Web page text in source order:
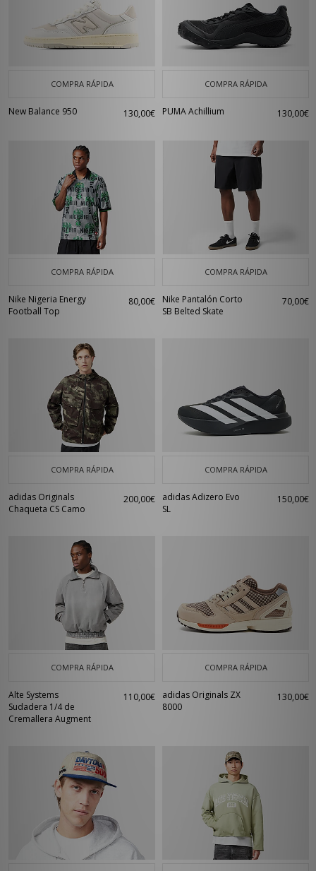
COMPRA RÁPIDA
New Balance 950 130,00€
COMPRA RÁPIDA
PUMA Achillium 130,00€
COMPRA RÁPIDA
Nike Nigeria Energy
Football Top
80,00€
COMPRA RÁPIDA
Nike Pantalón Corto
SB Belted Skate
70,00€
COMPRA RÁPIDA
adidas Originals
Chaqueta CS Camo
200,00€
COMPRA RÁPIDA
adidas Adizero Evo
SL
150,00€
COMPRA RÁPIDA
Alte Systems
Sudadera 1/4 de
Cremallera Augment
110,00€
COMPRA RÁPIDA
adidas Originals ZX
8000
130,00€